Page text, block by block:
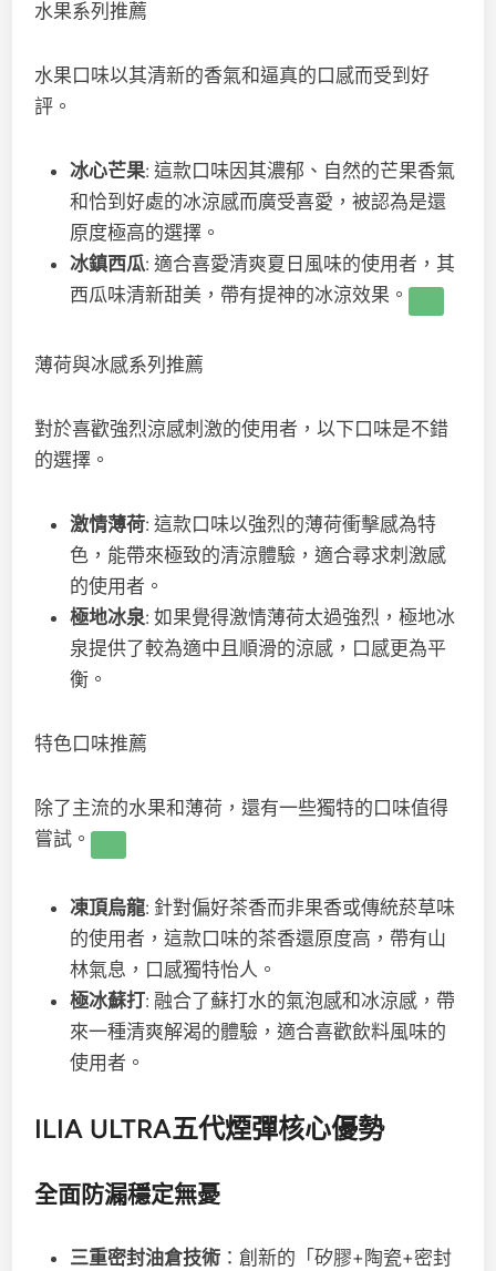
水果系列推薦
水果口味以其清新的香氣和逼真的口感而受到好
評。
冰心芒果: 這款口味因其濃郁、自然的芒果香氣
和恰到好處的冰涼感而廣受喜愛，被認為是還
原度極高的選擇。
冰鎮西瓜: 適合喜愛清爽夏日風味的使用者，其
西瓜味清新甜美，帶有提神的冰涼效果。
薄荷與冰感系列推薦
對於喜歡強烈涼感刺激的使用者，以下口味是不錯
的選擇。
激情薄荷: 這款口味以強烈的薄荷衝擊感為特
色，能帶來極致的清涼體驗，適合尋求刺激感
的使用者。
極地冰泉: 如果覺得激情薄荷太過強烈，極地冰
泉提供了較為適中且順滑的涼感，口感更為平
衡。
特色口味推薦
除了主流的水果和薄荷，還有一些獨特的口味值得
嘗試。
凍頂烏龍: 針對偏好茶香而非果香或傳統菸草味
的使用者，這款口味的茶香還原度高，帶有山
林氣息，口感獨特怡人。
極冰蘇打: 融合了蘇打水的氣泡感和冰涼感，帶
來一種清爽解渴的體驗，適合喜歡飲料風味的
使用者。
ILIA ULTRA五代煙彈核心優勢
全面防漏穩定無憂
三重密封油倉技術 ：創新的「矽膠+陶瓷+密封